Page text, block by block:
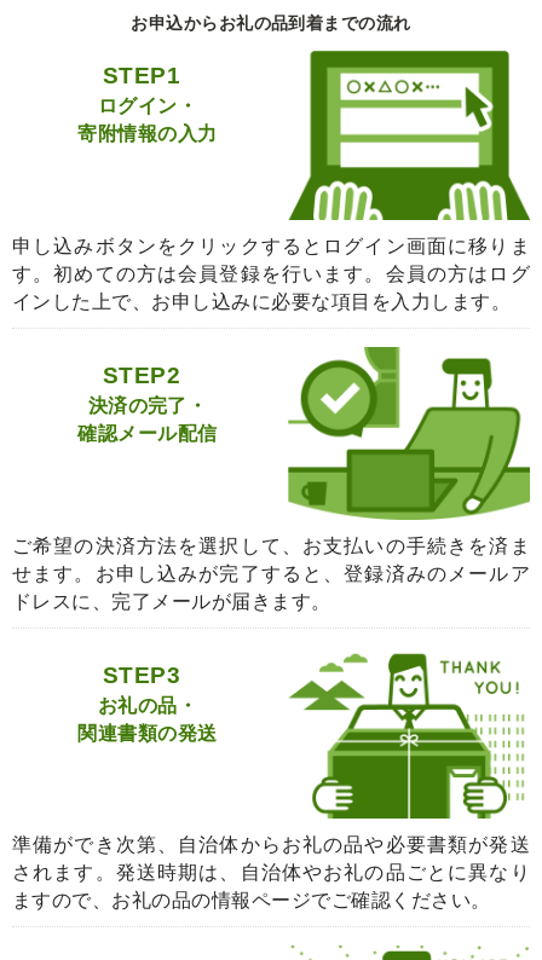
お申込からお礼の品到着までの流れ
STEP1
ログイン・
寄附情報の入力
申し込みボタンをクリックするとログイン画面に移りま
す。初めての方は会員登録を行います。会員の方はログ
インした上で、お申し込みに必要な項目を入力します。
STEP2
決済の完了・
確認メール配信
ご希望の決済方法を選択して、お支払いの手続きを済ま
せます。お申し込みが完了すると、登録済みのメールア
ドレスに、完了メールが届きます。
STEP3
お礼の品・
関連書類の発送
準備ができ次第、自治体からお礼の品や必要書類が発送
されます。発送時期は、自治体やお礼の品ごとに異なり
ますので、お礼の品の情報ページでご確認ください。